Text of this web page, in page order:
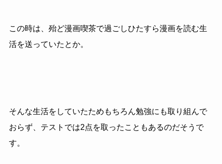
この時は、殆ど漫画喫茶で過ごしひたすら漫画を読む生
活を送っていたとか。
そんな生活をしていたためもちろん勉強にも取り組んで
おらず、テストでは2点を取ったこともあるのだそうで
す。